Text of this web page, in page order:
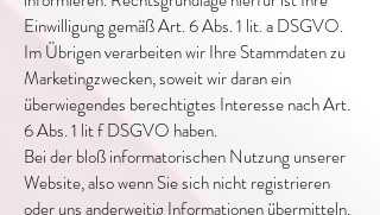
Einwilligung gemäß Art. 6 Abs. 1 lit. a DSGVO.
Im Übrigen verarbeiten wir Ihre Stammdaten zu
Marketingzwecken, soweit wir daran ein
überwiegendes berechtigtes Interesse nach Art.
6 Abs. 1 lit f DSGVO haben.
Bei der bloß informatorischen Nutzung unserer
Website, also wenn Sie sich nicht registrieren
oder uns anderweitig Informationen übermitteln,